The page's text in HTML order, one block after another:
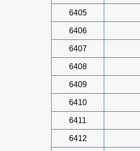
6405
6406
6407
6408
6409
6410
6411
6412